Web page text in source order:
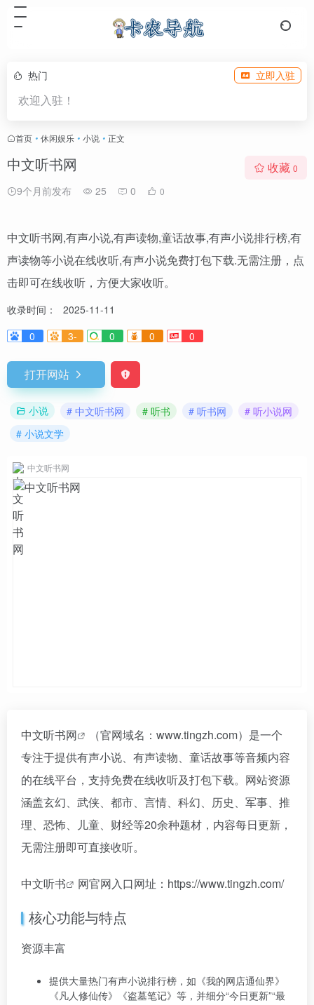
热门 立即入驻
欢迎入驻！
首页 • 休闲娱乐 • 小说 • 正文
中文听书网
9个月前发布 25 0 0
收藏 0
中文听书网,有声小说,有声读物,童话故事,有声小说排行榜,有
声读物等小说在线收听,有声小说免费打包下载.无需注册，点
击即可在线收听，方便大家收听。
收录时间：
2025-11-11
0
3- 0 0 0
打开网站
小说 # 中文听书网 # 听书 # 听书网
# 听小说网
# 小说文学
中文听书网
中文听书网
（官网域名：www.tingzh.com）是一个
专注于提供有声小说、有声读物、童话故事等音频内容
的在线平台，支持免费在线收听及打包下载。网站资源
涵盖玄幻、武侠、都市、言情、科幻、历史、军事、推
理、恐怖、儿童、财经等20余种题材，内容每日更新，
无需注册即可直接收听。
中文听书 网官网入口网址：https://www.tingzh.com/
核心功能与特点
资源丰富
提供大量热门有声小说排行榜，如《我的网店通仙界》
《凡人修仙传》《盗墓笔记》等，并细分“今日更新”“最